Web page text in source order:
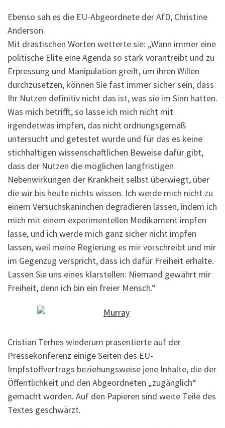
Ebenso sah es die EU-Abgeordnete der AfD, Christine
Anderson.
Mit drastischen Worten wetterte sie: „Wann immer eine
politische Elite eine Agenda so stark vorantreibt und zu
Erpressung und Manipulation greift, um ihren Willen
durchzusetzen, können Sie fast immer sicher sein, dass
Ihr Nutzen definitiv nicht das ist, was sie im Sinn hatten.
Was mich betrifft, so lasse ich mich nicht mit
irgendetwas impfen, das nicht ordnungsgemäß
untersucht und getestet wurde und für das es keine
stichhaltigen wissenschaftlichen Beweise dafür gibt,
dass der Nutzen die möglichen langfristigen
Nebenwirkungen der Krankheit selbst überwiegt, über
die wir bis heute nichts wissen. Ich werde mich nicht zu
einem Versuchskaninchen degradieren lassen, indem ich
mich mit einem experimentellen Medikament impfen
lasse, und ich werde mich ganz sicher nicht impfen
lassen, weil meine Regierung es mir vorschreibt und mir
im Gegenzug verspricht, dass ich dafür Freiheit erhalte.
Lassen Sie uns eines klarstellen: Niemand gewährt mir
Freiheit, denn ich bin ein freier Mensch.“
Cristian Terheș wiederum präsentierte auf der
Pressekonferenz einige Seiten des EU-
Impfstoffvertrags beziehungsweise jene Inhalte, die der
Öffentlichkeit und den Abgeordneten „zugänglich“
gemacht worden. Auf den Papieren sind weite Teile des
Textes geschwärzt.